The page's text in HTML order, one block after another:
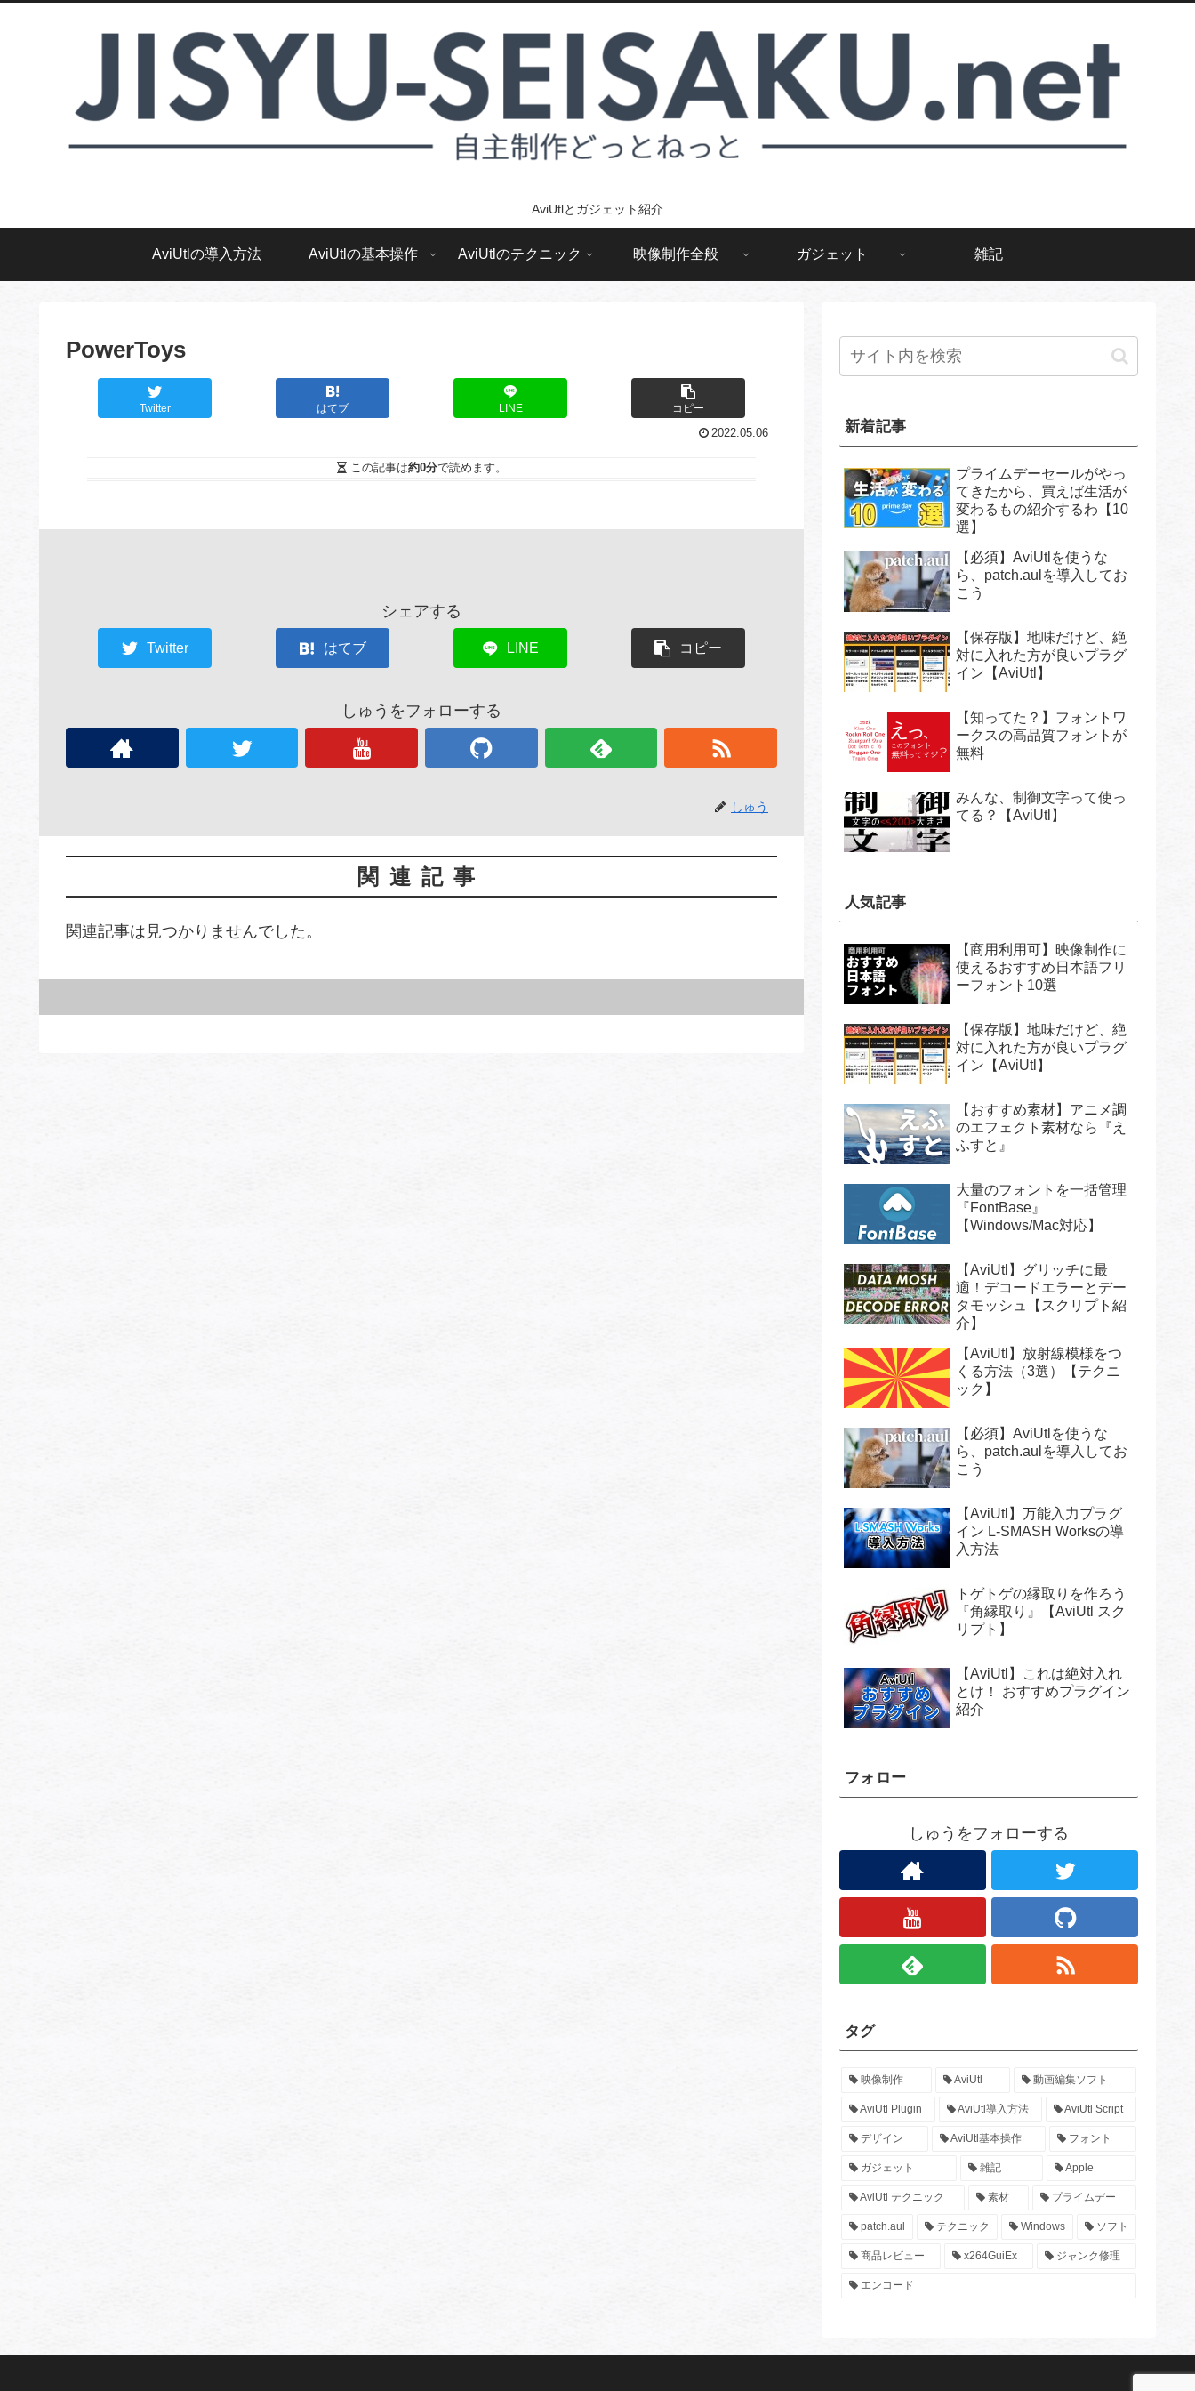
AviUtlとガジェット紹介
AviUtlの導入方法 AviUtlの基本操作 AviUtlのテクニック 映像制作全般 ガジェット 雑記
PowerToys
Twitter はてブ LINE コピー
2022.05.06
この記事は約0分で読めます。
シェアする
Twitter はてブ LINE コピー
しゅうをフォローする
しゅう
関連記事
関連記事は見つかりませんでした。
新着記事
プライムデーセールがやっ
てきたから、買えば生活が
変わるもの紹介するわ【10
選】
【必須】AviUtlを使うな
ら、patch.aulを導入してお
こう
【保存版】地味だけど、絶
対に入れた方が良いプラグ
イン【AviUtl】
【知ってた？】フォントワ
ークスの高品質フォントが
無料
みんな、制御文字って使っ
てる？【AviUtl】
人気記事
【商用利用可】映像制作に
使えるおすすめ日本語フリ
ーフォント10選
【保存版】地味だけど、絶
対に入れた方が良いプラグ
イン【AviUtl】
【おすすめ素材】アニメ調
のエフェクト素材なら『え
ふすと』
大量のフォントを一括管理
『FontBase』
【Windows/Mac対応】
【AviUtl】グリッチに最
適！デコードエラーとデー
タモッシュ【スクリプト紹
介】
【AviUtl】放射線模様をつ
くる方法（3選）【テクニ
ック】
【必須】AviUtlを使うな
ら、patch.aulを導入してお
こう
【AviUtl】万能入力プラグ
イン L-SMASH Worksの導
入方法
トゲトゲの縁取りを作ろう
『角縁取り』【AviUtl スク
リプト】
【AviUtl】これは絶対入れ
とけ！ おすすめプラグイン
紹介
フォロー
しゅうをフォローする
タグ
映像制作 AviUtl 動画編集ソフト
AviUtl Plugin AviUtl導入方法 AviUtl Script
デザイン AviUtl基本操作 フォント
ガジェット 雑記 Apple
AviUtl テクニック 素材 プライムデー
patch.aul テクニック Windows ソフト
商品レビュー x264GuiEx ジャンク修理
エンコード